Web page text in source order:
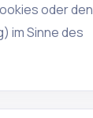
oder den
im Sinne des